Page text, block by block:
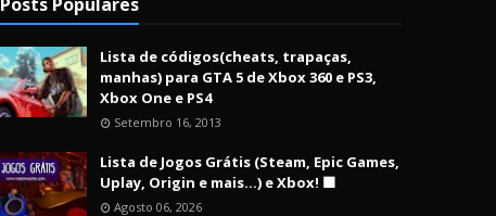
Lista de códigos(cheats, trapaças,
manhas) para GTA 5 de Xbox 360 e PS3,
Xbox One e PS4
Setembro 16, 2013
Lista de Jogos Grátis (Steam, Epic Games,
Uplay, Origin e mais...) e Xbox! 🟩
Agosto 06, 2026